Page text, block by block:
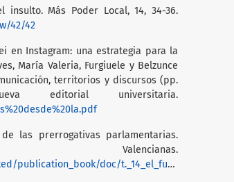
insulto. Más Poder Local, 14, 34-36.
42/42
en Instagram: una estrategia para la
María Valeria, Furgiuele y Belzunce
territorios y discursos (pp.
editorial universitaria.
las prerrogativas parlamentarias.
doc/t._14_el_futuro_incierto_.pdf